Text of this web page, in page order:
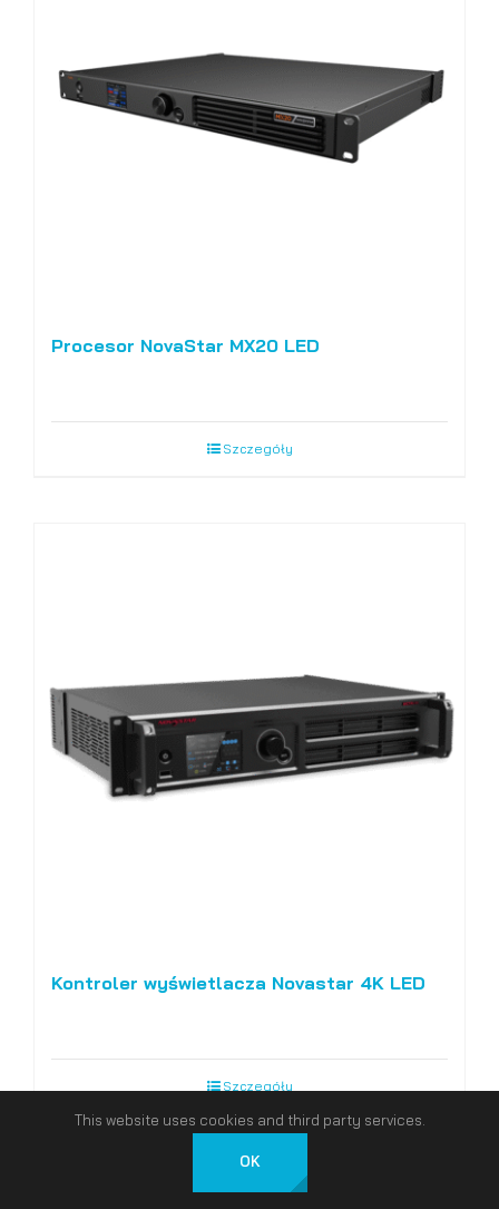
Procesor NovaStar MX20 LED
Szczegóły
Kontroler wyświetlacza Novastar 4K LED
Szczegóły
This website uses cookies and third party services.
OK